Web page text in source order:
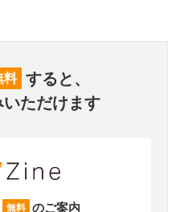
料 すると、
ただけます
無料 のご案内